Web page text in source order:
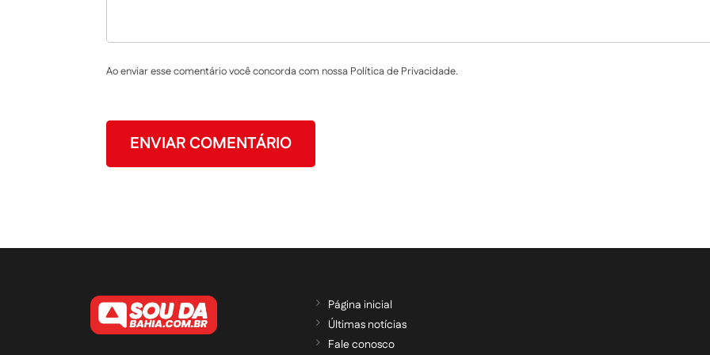
Ao enviar esse comentário você concorda com nossa Política de Privacidade.
Página inicial
Últimas notícias
Fale conosco